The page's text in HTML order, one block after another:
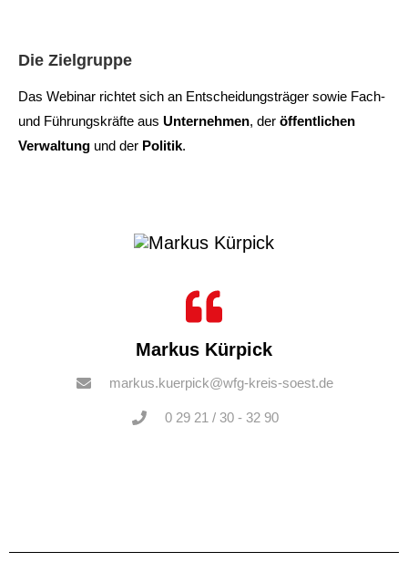
Die Zielgruppe
Das Webinar richtet sich an Entscheidungsträger sowie Fach-
und Führungskräfte aus Unternehmen, der öffentlichen
Verwaltung und der Politik. ​
Markus Kürpick
markus.kuerpick@wfg-kreis-soest.de
0 29 21 / 30 - 32 90